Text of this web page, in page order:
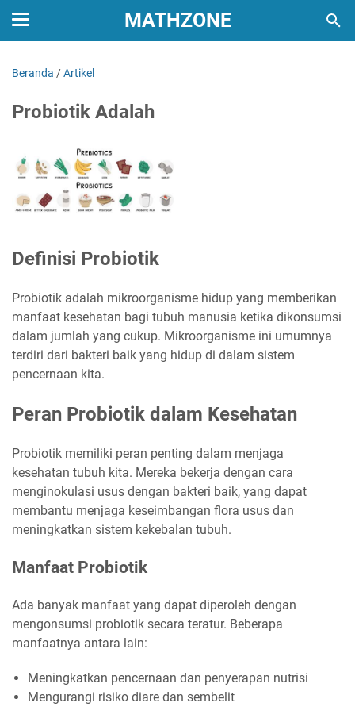
MATHZONE
Beranda /Artikel
Probiotik Adalah
Definisi Probiotik
Probiotik adalah mikroorganisme hidup yang memberikan
manfaat kesehatan bagi tubuh manusia ketika dikonsumsi
dalam jumlah yang cukup. Mikroorganisme ini umumnya
terdiri dari bakteri baik yang hidup di dalam sistem
pencernaan kita.
Peran Probiotik dalam Kesehatan
Probiotik memiliki peran penting dalam menjaga
kesehatan tubuh kita. Mereka bekerja dengan cara
menginokulasi usus dengan bakteri baik, yang dapat
membantu menjaga keseimbangan flora usus dan
meningkatkan sistem kekebalan tubuh.
Manfaat Probiotik
Ada banyak manfaat yang dapat diperoleh dengan
mengonsumsi probiotik secara teratur. Beberapa
manfaatnya antara lain:
Meningkatkan pencernaan dan penyerapan nutrisi
Mengurangi risiko diare dan sembelit